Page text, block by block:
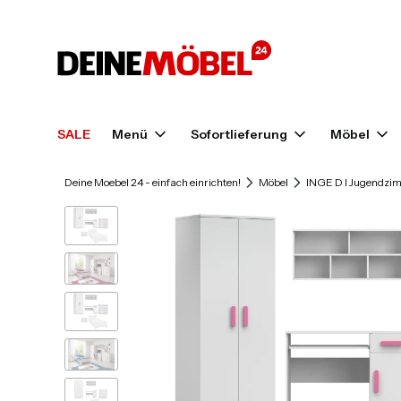
SALE Menü Sofortlieferung Möbel
Deine Moebel 24 - einfach einrichten! Möbel INGE D I